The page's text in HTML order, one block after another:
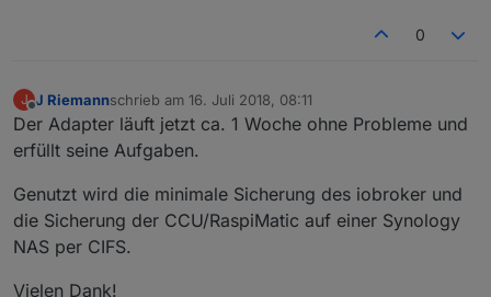
0
J
Offline
J Riemannschrieb am 16. Juli 2018, 08:11
zuletzt editiert von
Der Adapter läuft jetzt ca. 1 Woche ohne Probleme und
erfüllt seine Aufgaben.
Genutzt wird die minimale Sicherung des iobroker und
die Sicherung der CCU/RaspiMatic auf einer Synology
NAS per CIFS.
Vielen Dank!